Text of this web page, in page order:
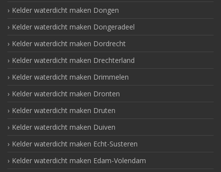
Kelder waterdicht maken Dongen
Kelder waterdicht maken Dongeradeel
Kelder waterdicht maken Dordrecht
Kelder waterdicht maken Drechterland
Kelder waterdicht maken Drimmelen
Kelder waterdicht maken Dronten
Kelder waterdicht maken Druten
Kelder waterdicht maken Duiven
Kelder waterdicht maken Echt-Susteren
Kelder waterdicht maken Edam-Volendam